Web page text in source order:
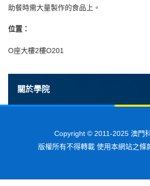
助餐時需大量製作的食品上。
位置：
O座大樓2樓O201
關於學院
Copyright © 2011-2025 澳門
版權所有不得轉載 使用本網站之條